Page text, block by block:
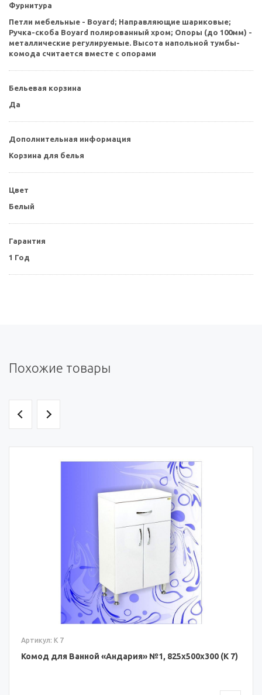
Фурнитура
Петли мебельные - Boyard; Направляющие шариковые;
Ручка-скоба Boyard полированный хром; Опоры (до 100мм) -
металлические регулируемые. Высота напольной тумбы-
комода считается вместе с опорами
Бельевая корзина
Да
Дополнительная информация
Корзина для белья
Цвет
Белый
Гарантия
1 Год
Похожие товары
К 7
для Ванной «Андария» №1, 825x500x300 (К 7)